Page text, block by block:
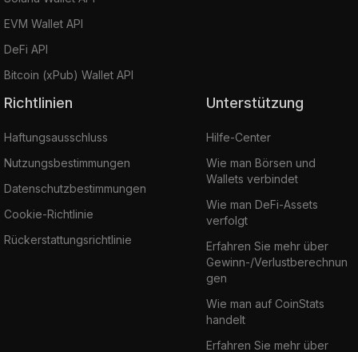
EVM Wallet API
DeFi API
Bitcoin (xPub) Wallet API
Richtlinien
Haftungsausschluss
Nutzungsbestimmungen
Datenschutzbestimmungen
Cookie-Richtlinie
Rückerstattungsrichtlinie
Unterstützung
Hilfe-Center
Wie man Börsen und
Wallets verbindet
Wie man DeFi-Assets
verfolgt
Erfahren Sie mehr über
Gewinn-/Verlustberechnun
gen
Wie man auf CoinStats
handelt
Erfahren Sie mehr über